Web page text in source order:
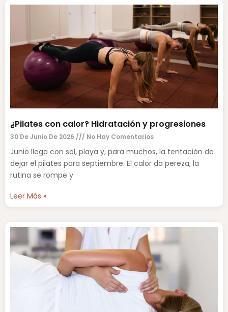
¿Pilates con calor? Hidratación y progresiones
30 De Junio De 2026 No Hay Comentarios
Junio llega con sol, playa y, para muchos, la tentación de
dejar el pilates para septiembre. El calor da pereza, la
rutina se rompe y
Leer Más »